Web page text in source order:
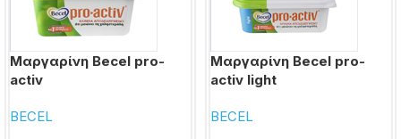
Μαργαρίνη Becel pro-
activ
BECEL
Μαργαρίνη Becel pro-
activ light
BECEL